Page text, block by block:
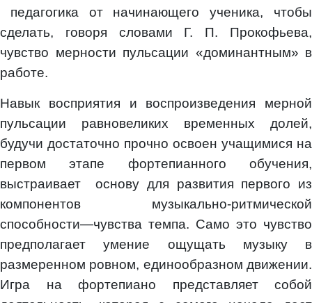
педагогика от начинающего ученика, чтобы
сделать, говоря словами Г. П. Прокофьева,
чувство мерности пульсации «доминантным» в
работе.
Навык восприятия и воспроизведения мерной
пульсации равновеликих временных долей,
будучи достаточно прочно освоен учащимися на
первом этапе фортепианного обучения,
выстраивает основу для развития первого из
компонентов музыкально-ритмической
способности—чувства темпа. Само это чувство
предполагает умение ощущать музыку в
размеренном ровном, единообразном движении.
Игра на фортепиано представляет собой